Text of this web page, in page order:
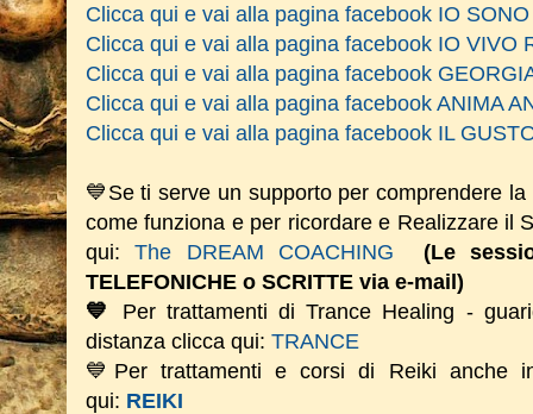
Clicca qui e vai alla pagina facebook IO
Clicca qui e vai alla pagina facebook IO VIVO
Clicca qui e vai alla pagina facebook
Clicca qui e vai alla pagina facebook ANIMA
Clicca qui e vai alla pagina facebook IL
💙Se ti serve un supporto per comprendere la
come funziona e per ricordare e Realizzare il
qui:The DREAM COACHING
(Le
TELEFONICHE o SCRITTE via e-mail)
💙
Per trattamenti di Trance Healing -
distanza clicca qui: TRANCE
💙Per trattamenti e corsi di Reiki anche
qui: REIKI